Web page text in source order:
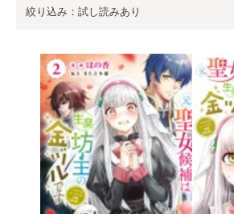
絞り込み：試し読みあり